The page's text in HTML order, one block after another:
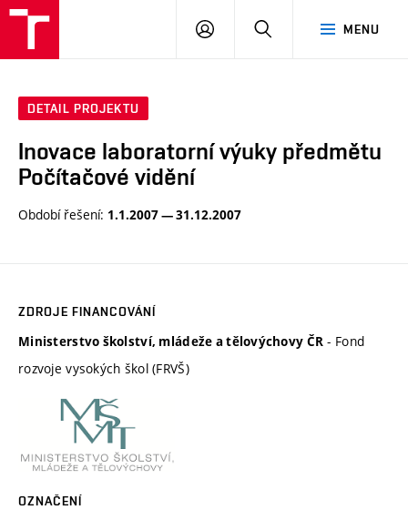
MENU
PŘIHLÁSIT
DETAIL PROJEKTU
Inovace laboratorní výuky předmětu
Počítačové vidění
Období řešení: 1.1.2007 — 31.12.2007
ZDROJE FINANCOVÁNÍ
Ministerstvo školství, mládeže a tělovýchovy ČR - Fond
rozvoje vysokých škol (FRVŠ)
OZNAČENÍ